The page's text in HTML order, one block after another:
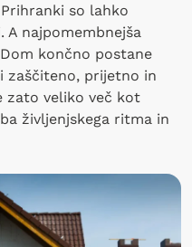
so lahko
A najpomembnejša
končno postane
zaščiteno, prijetno in
zato veliko več kot
življenjskega ritma in